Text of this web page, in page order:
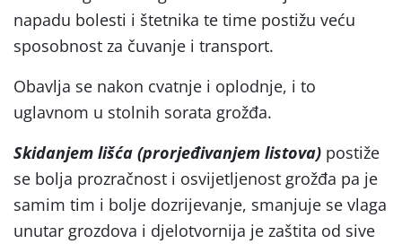
napadu bolesti i štetnika te time postižu veću
sposobnost za čuvanje i transport.
Obavlja se nakon cvatnje i oplodnje, i to
uglavnom u stolnih sorata grožđa.
Skidanjem lišća (prorjeđivanjem listova) postiže
se bolja prozračnost i osvijetljenost grožđa pa je
samim tim i bolje dozrijevanje, smanjuje se vlaga
unutar grozdova i djelotvornija je zaštita od sive